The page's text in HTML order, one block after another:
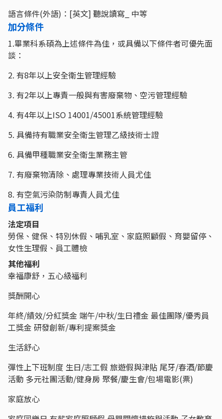
語言條件(外語)：[英文] 聽說讀寫_ 中等
加分條件
1.畢業科系碩為上述條件為佳，或具備以下條件者可優先面
談：
2. 有8年以上安全衛生管理經驗
3. 有2年以上專責一般與有害廢棄物、空污管理經驗
4. 有4年以上ISO 14001/45001系統管理經驗
5. 具備持有職業安全衛生管理乙級技術士證
6. 具備甲種職業安全衛生業務主管
7. 有廢棄物清除、處理專業技術人員尤佳
8. 有空氣污染防制專責人員尤佳
員工福利
法定項目
勞保、健保、特別休假、哺乳室、家庭照顧假、育嬰留停、
女性生理假、員工體檢
其他福利
幸福康舒，五心級福利
獎酬開心
年終/績效/分紅獎金 端午/中秋/生日禮金 最佳團隊/優秀員
工獎金 研發創新/專利提案獎金
生活舒心
彈性上下班制度 生日/志工假 旅遊假與津貼 尾牙/春酒/節慶
活動 多元社團活動/健身房 聚餐/慶生會/包場電影(票)
家庭放心